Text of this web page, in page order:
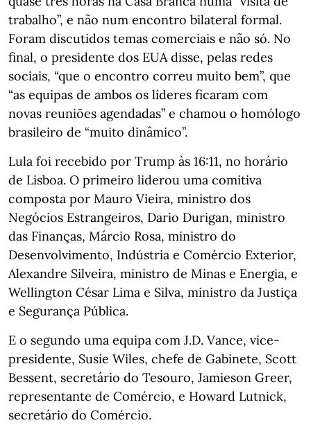
trabalho”, e não num encontro bilateral formal.
Foram discutidos temas comerciais e não só. No
final, o presidente dos EUA disse, pelas redes
sociais, “que o encontro correu muito bem”, que
“as equipas de ambos os líderes ficaram com
novas reuniões agendadas” e chamou o homólogo
brasileiro de “muito dinâmico”.
Lula foi recebido por Trump às 16:11, no horário
de Lisboa. O primeiro liderou uma comitiva
composta por Mauro Vieira, ministro dos
Negócios Estrangeiros, Dario Durigan, ministro
das Finanças, Márcio Rosa, ministro do
Desenvolvimento, Indústria e Comércio Exterior,
Alexandre Silveira, ministro de Minas e Energia, e
Wellington César Lima e Silva, ministro da Justiça
e Segurança Pública.
E o segundo uma equipa com J.D. Vance, vice-
presidente, Susie Wiles, chefe de Gabinete, Scott
Bessent, secretário do Tesouro, Jamieson Greer,
representante de Comércio, e Howard Lutnick,
secretário do Comércio.